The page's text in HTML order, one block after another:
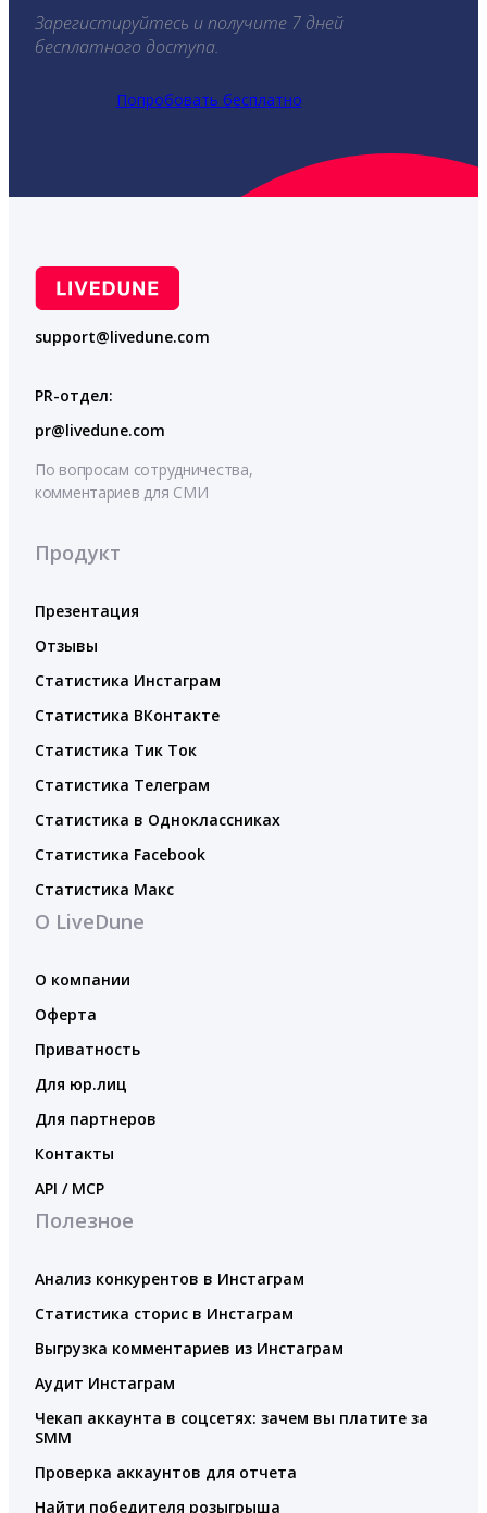
Зарегистируйтесь и получите 7 дней
бесплатного доступа.
Попробовать бесплатно
support@livedune.com
PR-отдел:
pr@livedune.com
По вопросам сотрудничества,
комментариев для СМИ
Продукт
Презентация
Отзывы
Статистика Инстаграм
Статистика ВКонтакте
Статистика Тик Ток
Статистика Телеграм
Статистика в Одноклассниках
Статистика Facebook
Статистика Макс
О LiveDune
О компании
Оферта
Приватность
Для юр.лиц
Для партнеров
Контакты
API / MCP
Полезное
Анализ конкурентов в Инстаграм
Статистика сторис в Инстаграм
Выгрузка комментариев из Инстаграм
Аудит Инстаграм
Чекап аккаунта в соцсетях: зачем вы платите за
SMM
Проверка аккаунтов для отчета
Найти победителя розыгрыша